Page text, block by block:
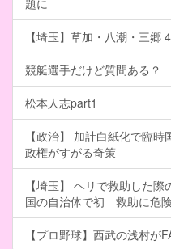
題に
【埼玉】草加・八潮・三郷 4
競艇選手だけど質問ある？
松本人志part1
【政治】 加計白紙化で臨
政権がすがる奇策
【埼玉】 ヘリで救助した
国の自治体で初 救助に危
【プロ野球】西武の浅村が